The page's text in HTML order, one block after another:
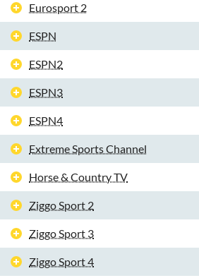
Eurosport 2
ESPN
ESPN2
ESPN3
ESPN4
Extreme Sports Channel
Horse & Country TV
Ziggo Sport 2
Ziggo Sport 3
Ziggo Sport 4